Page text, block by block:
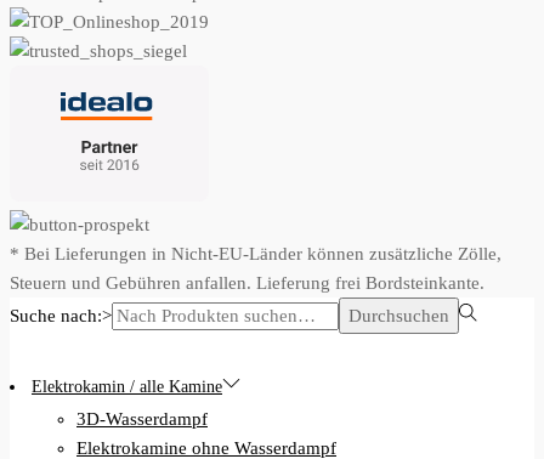
* Bei Lieferungen in Nicht-EU-Länder können zusätzliche Zölle,
Steuern und Gebühren anfallen. Lieferung frei Bordsteinkante.
Suche nach:>
Durchsuchen
Elektrokamin / alle Kamine
3D-Wasserdampf
Elektrokamine ohne Wasserdampf